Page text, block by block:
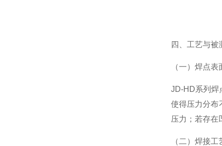
四、工艺与被
（一）焊点
JD-HD系列焊
使得压力分布
压力；若存在
（二）焊接